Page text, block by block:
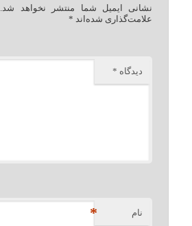
نشانی ایمیل شما منتشر نخواهد شد.
علامت‌گذاری شده‌اند *
دیدگاه *
نام *